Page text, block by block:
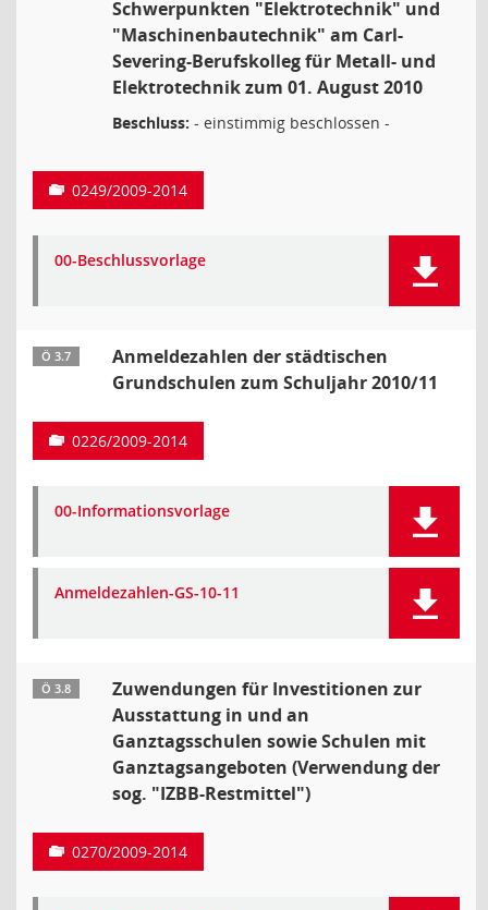
Schwerpunkten "Elektrotechnik" und
"Maschinenbautechnik" am Carl-
Severing-Berufskolleg für Metall- und
Elektrotechnik zum 01. August 2010
Beschluss: - einstimmig beschlossen -
0249/2009-2014
00-Beschlussvorlage
Ö 3.7
Anmeldezahlen der städtischen
Grundschulen zum Schuljahr 2010/11
0226/2009-2014
00-Informationsvorlage
Anmeldezahlen-GS-10-11
Ö 3.8
Zuwendungen für Investitionen zur
Ausstattung in und an
Ganztagsschulen sowie Schulen mit
Ganztagsangeboten (Verwendung der
sog. "IZBB-Restmittel")
0270/2009-2014